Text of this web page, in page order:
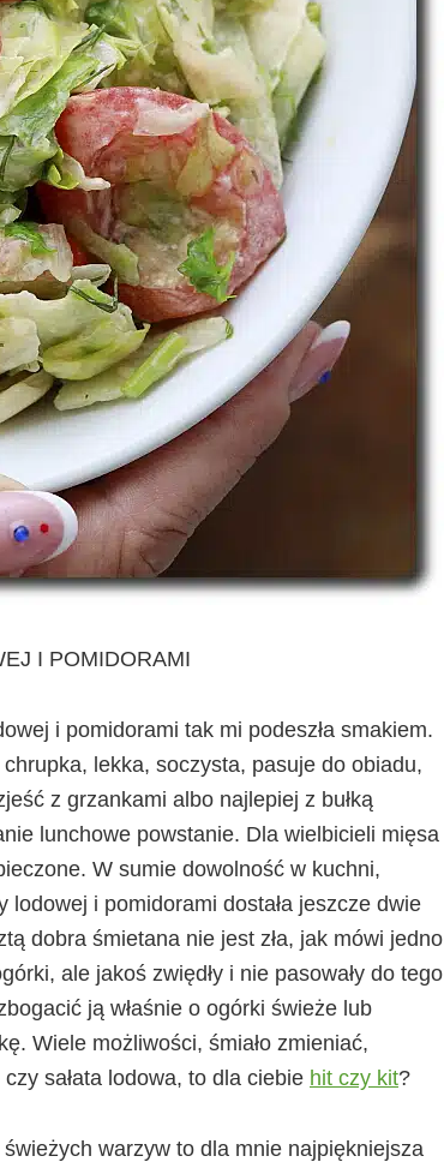
I POMIDORAMI
i pomidorami tak mi podeszła smakiem.
lekka, soczysta, pasuje do obiadu,
z grzankami albo najlepiej z bułką
lunchowe powstanie. Dla wielbicieli mięsa
W sumie dowolność w kuchni,
lodowej i pomidorami dostała jeszcze dwie
dobra śmietana nie jest zła, jak mówi jedno
ale jakoś zwiędły i nie pasowały do tego
ją właśnie o ogórki świeże lub
Wiele możliwości, śmiało zmieniać,
sałata lodowa, to dla ciebie hit czy kit?
warzyw to dla mnie najpiękniejsza